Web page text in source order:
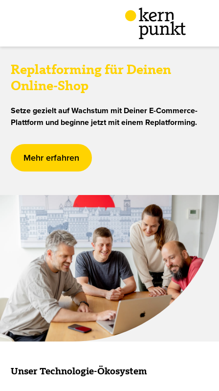
Replatforming für Deinen
Online-Shop
Setze gezielt auf Wachstum mit Deiner E-Commerce-
Plattform und beginne jetzt mit einem Replatforming.
Mehr erfahren
Unser Technologie-Ökosystem